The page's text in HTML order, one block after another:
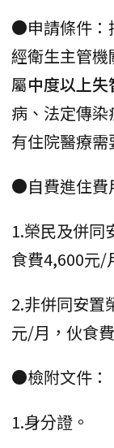
●申請條件：
經衛生主管
屬中度以上失
病、法定傳
有住院醫療需
●自費進住費
1.榮民及併同
食費4,600元/
2.非併同安置
元/月，伙食
●檢附文件：
1.身分證。